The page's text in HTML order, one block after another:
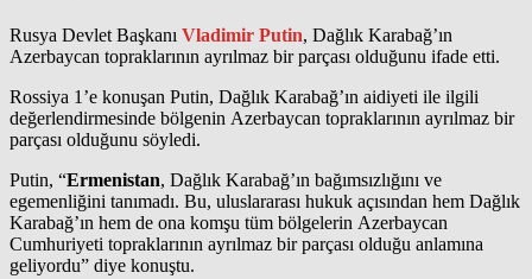
Rusya Devlet Başkanı Vladimir Putin, Dağlık Karabağ’ın
Azerbaycan topraklarının ayrılmaz bir parçası olduğunu ifade etti.
Rossiya 1’e konuşan Putin, Dağlık Karabağ’ın aidiyeti ile ilgili
değerlendirmesinde bölgenin Azerbaycan topraklarının ayrılmaz bir
parçası olduğunu söyledi.
Putin, “Ermenistan, Dağlık Karabağ’ın bağımsızlığını ve
egemenliğini tanımadı. Bu, uluslararası hukuk açısından hem Dağlık
Karabağ’ın hem de ona komşu tüm bölgelerin Azerbaycan
Cumhuriyeti topraklarının ayrılmaz bir parçası olduğu anlamına
geliyordu” diye konuştu.